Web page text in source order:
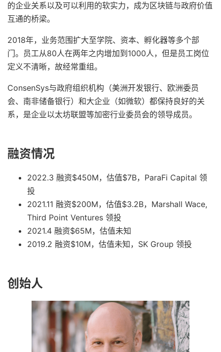
的企业关系以及可以利用的软实力，成为区块链与政府价值
互通的桥梁。
2018年，业务范围扩大至学院、资本、孵化器等多个部
门。员工从80人在两年之内增加到1000人，但是员工岗位
定义不清晰，故经常重组。
ConsenSys与政府组织机构（美洲开发银行、欧洲委员
会、南非储备银行）和大企业（如微软）都保持良好的关
系，是企业以太坊联盟等加密行业委员会的领导成员。
融资情况
2022.3 融资$450M，估值$7B，ParaFi Capital 领
投
2021.11 融资$200M，估值$3.2B，Marshall Wace,
Third Point Ventures 领投
2021.4 融资$65M，估值未知
2019.2 融资$10M，估值未知，SK Group 领投
创始人